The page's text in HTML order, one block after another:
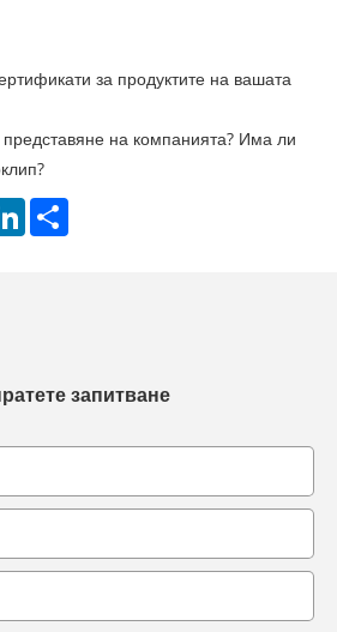
за продуктите на вашата
на компанията? Има ли
LinkedIn
запитване